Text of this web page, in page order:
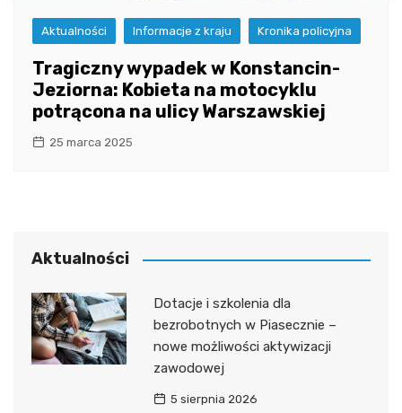
Aktualności Informacje z kraju Kronika policyjna
Tragiczny wypadek w Konstancin-
Jeziorna: Kobieta na motocyklu
potrącona na ulicy Warszawskiej
25 marca 2025
Aktualności
Dotacje i szkolenia dla
bezrobotnych w Piasecznie –
nowe możliwości aktywizacji
zawodowej
5 sierpnia 2026